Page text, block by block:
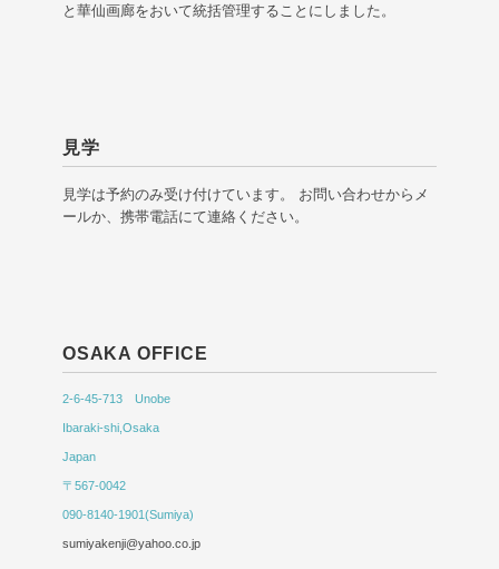
と華仙画廊をおいて統括管理することにしました。
見学
見学は予約のみ受け付けています。 お問い合わせからメ
ールか、携帯電話にて連絡ください。
OSAKA OFFICE
2-6-45-713 Unobe
Ibaraki-shi,Osaka
Japan
〒567-0042
090-8140-1901(Sumiya)
sumiyakenji@yahoo.co.jp